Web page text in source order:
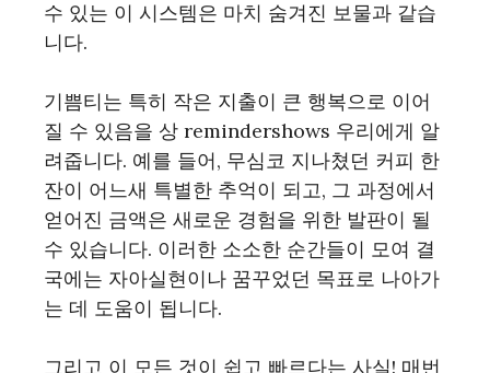
수 있는 이 시스템은 마치 숨겨진 보물과 같습
니다.
기쁨티는 특히 작은 지출이 큰 행복으로 이어
질 수 있음을 상 remindershows 우리에게 알
려줍니다. 예를 들어, 무심코 지나쳤던 커피 한
잔이 어느새 특별한 추억이 되고, 그 과정에서
얻어진 금액은 새로운 경험을 위한 발판이 될
수 있습니다. 이러한 소소한 순간들이 모여 결
국에는 자아실현이나 꿈꾸었던 목표로 나아가
는 데 도움이 됩니다.
그리고 이 모든 것이 쉽고 빠르다는 사실! 매번